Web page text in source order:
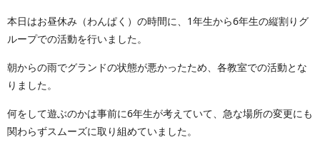
本日はお昼休み（わんぱく）の時間に、1年生から6年生の縦割りグ
ループでの活動を行いました。
朝からの雨でグランドの状態が悪かったため、各教室での活動とな
りました。
何をして遊ぶのかは事前に6年生が考えていて、急な場所の変更にも
関わらずスムーズに取り組めていました。